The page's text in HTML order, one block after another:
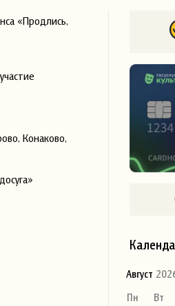
«Продлись,
Конаково,
Август
Пн
Вт